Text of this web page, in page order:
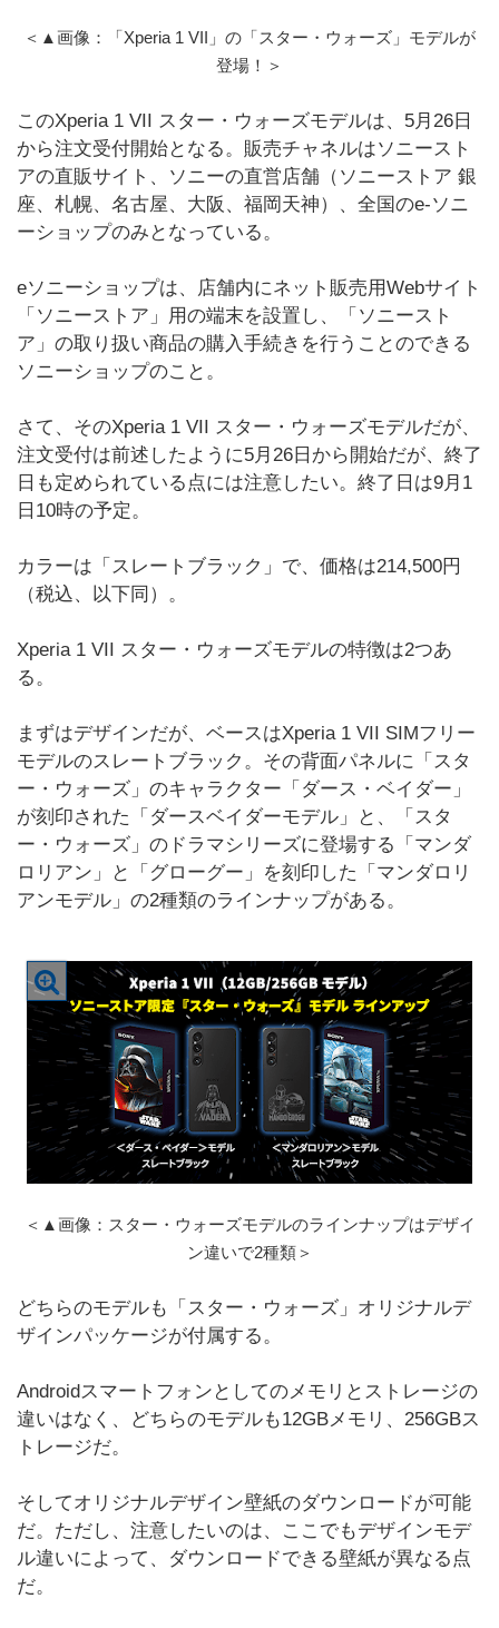
＜▲画像：「Xperia 1 VII」の「スター・ウォーズ」モデルが
登場！＞
このXperia 1 VII スター・ウォーズモデルは、5月26日
から注文受付開始となる。販売チャネルはソニースト
アの直販サイト、ソニーの直営店舗（ソニーストア 銀
座、札幌、名古屋、大阪、福岡天神）、全国のe-ソニ
ーショップのみとなっている。
eソニーショップは、店舗内にネット販売用Webサイト
「ソニーストア」用の端末を設置し、「ソニースト
ア」の取り扱い商品の購入手続きを行うことのできる
ソニーショップのこと。
さて、そのXperia 1 VII スター・ウォーズモデルだが、
注文受付は前述したように5月26日から開始だが、終了
日も定められている点には注意したい。終了日は9月1
日10時の予定。
カラーは「スレートブラック」で、価格は214,500円
（税込、以下同）。
Xperia 1 VII スター・ウォーズモデルの特徴は2つあ
る。
まずはデザインだが、ベースはXperia 1 VII SIMフリー
モデルのスレートブラック。その背面パネルに「スタ
ー・ウォーズ」のキャラクター「ダース・ベイダー」
が刻印された「ダースベイダーモデル」と、「スタ
ー・ウォーズ」のドラマシリーズに登場する「マンダ
ロリアン」と「グローグー」を刻印した「マンダロリ
アンモデル」の2種類のラインナップがある。
＜▲画像：スター・ウォーズモデルのラインナップはデザイ
ン違いで2種類＞
どちらのモデルも「スター・ウォーズ」オリジナルデ
ザインパッケージが付属する。
Androidスマートフォンとしてのメモリとストレージの
違いはなく、どちらのモデルも12GBメモリ、256GBス
トレージだ。
そしてオリジナルデザイン壁紙のダウンロードが可能
だ。ただし、注意したいのは、ここでもデザインモデ
ル違いによって、ダウンロードできる壁紙が異なる点
だ。